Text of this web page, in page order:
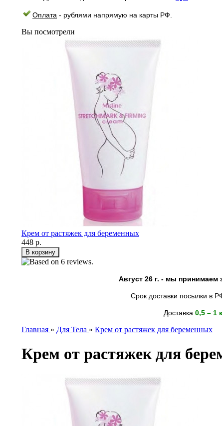
Оплата - рублями напрямую на карты РФ.
Вы посмотрели
Крем от растяжек для беременных
448 р.
Август 26 г. - мы принимаем
Срок доставки посылки в
Доставка 0,5 – 1
Главная » Для Тела » Крем от растяжек для беременных
Крем от растяжек для